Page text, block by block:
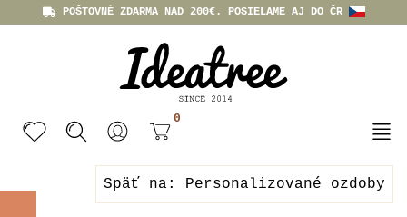
POŠTOVNÉ ZDARMA NAD 200€. POSIELAME AJ DO ČR
0
Späť na: Personalizované ozdoby